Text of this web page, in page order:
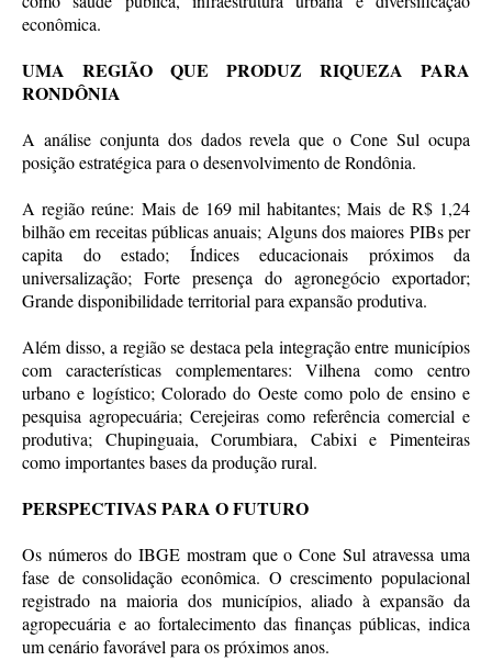
econômica.
UMA REGIÃO QUE PRODUZ RIQUEZA PARA
RONDÔNIA
A análise conjunta dos dados revela que o Cone Sul ocupa
posição estratégica para o desenvolvimento de Rondônia.
A região reúne: Mais de 169 mil habitantes; Mais de R$ 1,24
bilhão em receitas públicas anuais; Alguns dos maiores PIBs per
capita do estado; Índices educacionais próximos da
universalização; Forte presença do agronegócio exportador;
Grande disponibilidade territorial para expansão produtiva.
Além disso, a região se destaca pela integração entre municípios
com características complementares: Vilhena como centro
urbano e logístico; Colorado do Oeste como polo de ensino e
pesquisa agropecuária; Cerejeiras como referência comercial e
produtiva; Chupinguaia, Corumbiara, Cabixi e Pimenteiras
como importantes bases da produção rural.
PERSPECTIVAS PARA O FUTURO
Os números do IBGE mostram que o Cone Sul atravessa uma
fase de consolidação econômica. O crescimento populacional
registrado na maioria dos municípios, aliado à expansão da
agropecuária e ao fortalecimento das finanças públicas, indica
um cenário favorável para os próximos anos.